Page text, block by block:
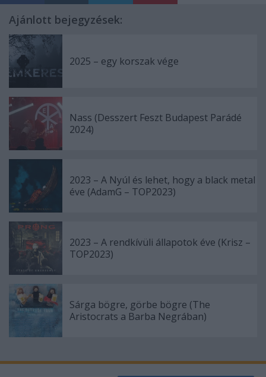
Ajánlott bejegyzések:
2025 – egy korszak vége
Nass (Desszert Feszt Budapest Parádé
2024)
2023 – A Nyúl és lehet, hogy a black metal
éve (AdamG – TOP2023)
2023 – A rendkívüli állapotok éve (Krisz –
TOP2023)
Sárga bögre, görbe bögre (The
Aristocrats a Barba Negrában)